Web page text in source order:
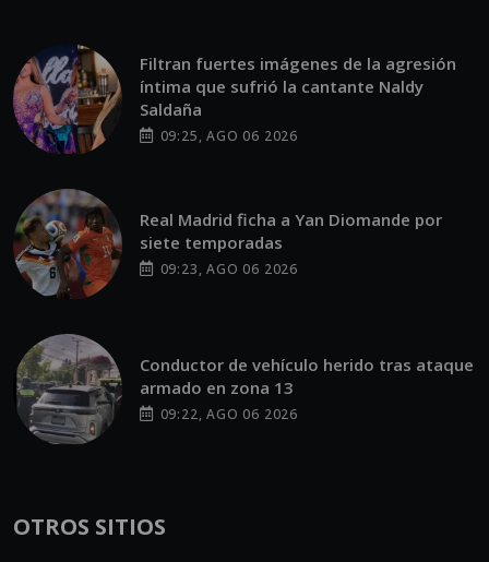
Filtran fuertes imágenes de la agresión
íntima que sufrió la cantante Naldy
Saldaña
09:25, AGO 06 2026
Real Madrid ficha a Yan Diomande por
siete temporadas
09:23, AGO 06 2026
Conductor de vehículo herido tras ataque
armado en zona 13
09:22, AGO 06 2026
OTROS SITIOS